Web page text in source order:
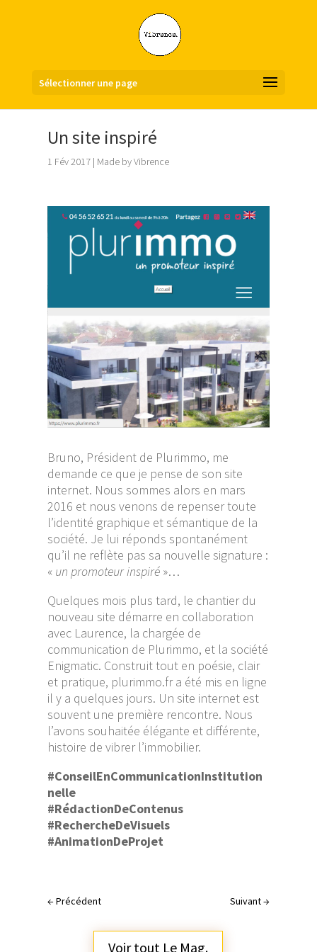
Sélectionner une page
Un site inspiré
1 Fév 2017 | Made by Vibrence
Bruno, Président de Plurimmo, me
demande ce que je pense de son site
internet. Nous sommes alors en mars
2016 et nous venons de repenser toute
l’identité graphique et sémantique de la
société. Je lui réponds spontanément
qu’il ne reflète pas sa nouvelle signature :
« un promoteur inspiré »…
Quelques mois plus tard, le chantier du
nouveau site démarre en collaboration
avec Laurence, la chargée de
communication de Plurimmo, et la société
Enigmatic. Construit tout en poésie, clair
et pratique, plurimmo.fr a été mis en ligne
il y a quelques jours. Un site internet est
souvent une première rencontre. Nous
l’avons souhaitée élégante et différente,
histoire de vibrer l’immobilier.
#ConseilEnCommunicationInstitution
nelle
#RédactionDeContenus
#RechercheDeVisuels
#AnimationDeProjet
←Précédent Suivant→
Voir tout Le Mag.